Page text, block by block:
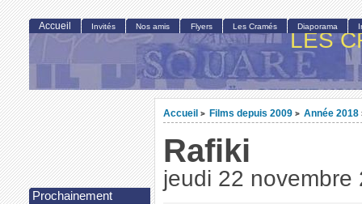
LES
Accueil > Films depuis 2009 > Année 2018
Rafiki
jeudi 22 novembre
Accueil Invités Nos amis Flyers Les Cramés Diaporama
Prochainement